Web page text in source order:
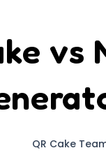
vs
QR Cake